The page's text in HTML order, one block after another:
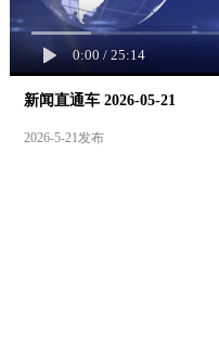
0:00 / 25:14
新闻直通车 2026-05-21
2026-5-21发布